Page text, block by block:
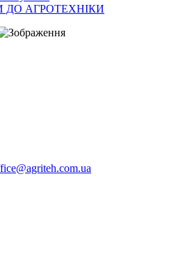
ДО АГРОТЕХНІКИ